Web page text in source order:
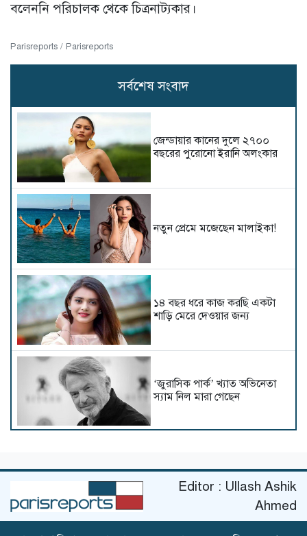
বলেননি পরিচালক থেকে চিত্রনাট্যকার।
Parisreports / Parisreports
সর্বশেষ সংবাদ
জেন্ডায়ার কানের দুলে ২৭০০
বছরের পুরোনো ইরানি অলংকার
নতুন প্রেমে মজেছেন মালাইকা!
১৪ বছর ধরে কাজ করছি একটা
শাড়ি মেরে দেওয়ার জন্য
‘জুরাসিক পার্ক’ খ্যাত অভিনেতা
স্যাম নিল মারা গেছেন
বাংলাদেশ’-এর মুকুট?
Editor : Ullash Ashik
Ahmed